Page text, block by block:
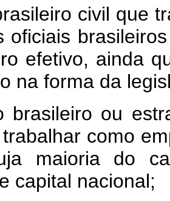
civil que
oficiais
efetivo, ainda
na forma da
ou
como
maioria do
capital nacional;